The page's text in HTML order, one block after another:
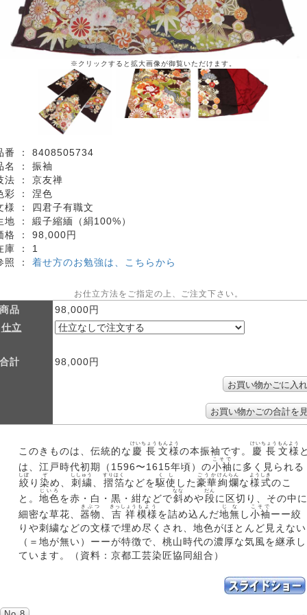
※クリックすると拡大画像が御覧いただけます。
番 ： 8408505734
名 ： 振袖
法 ： 京友禅
彩 ： 涅色
様 ： 四君子有職文
地 ： 緞子縮緬（絹100%）
格 ： 98,000円
庫 ： 1
照 ： 着せ方のお勉強は、こちらから
お仕立方法をご指定の上、ご注文下さい。
品
98,000円
仕立
計 98,000円
このきものは、伝統的な 慶長
けいちょう
文様
もんよう
の本振袖です。 慶長
けいちょう
文様
もんよう
は、江戸時代初期（1596〜1615年頃）の小袖
こそで
に多く見られる
絞
しぼ
り 染
ぞ
め、 刺繍
ししゅう
、 摺箔
すりはく
などを駆使
くし
した豪華
ごうか
絢爛
けんらん
な様式
ようしき
のこ
と。 地色
じいろ
を赤・白・黒・紺などで斜
なな
めや段
だん
に区切り、その中に
細密な草花、 器物
きぶつ
、 吉祥
きっしょう
模様
もよう
を詰め込んだ地無
じな
し小袖
こそで
ーー絞
りや刺繍などの文様で埋め尽くされ、地色がほとんど見えない
（＝地が無い）ーーが特徴で、桃山時代の濃厚な気風を継承し
ています。（資料：京都工芸染匠協同組合）